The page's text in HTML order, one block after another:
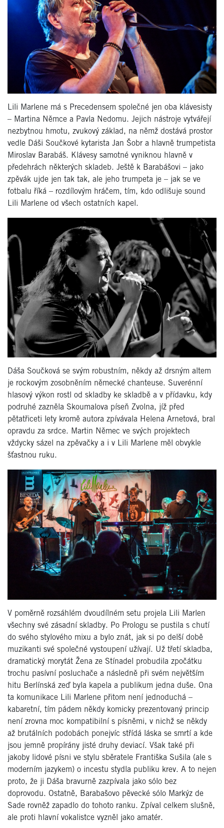
Lili Marlene má s Precedensem společné jen oba klávesisty
– Martina Němce a Pavla Nedomu. Jejich nástroje vytvářejí
nezbytnou hmotu, zvukový základ, na němž dostává prostor
vedle Dáši Součkové kytarista Jan Šobr a hlavně trumpetista
Miroslav Barabáš. Klávesy samotné vyniknou hlavně v
předehrách některých skladeb. Ještě k Barabášovi – jako
zpěvák ujde jen tak tak, ale jeho trumpeta je – jak se ve
fotbalu říká – rozdílovým hráčem, tím, kdo odlišuje sound
Lili Marlene od všech ostatních kapel.
Dáša Součková se svým robustním, někdy až drsným altem
je rockovým zosobněním německé chanteuse. Suverénní
hlasový výkon rostl od skladby ke skladbě a v přídavku, kdy
podruhé zazněla Skoumalova píseň Zvolna, jíž před
pětatřiceti lety kromě autora zpívávala Helena Arnetová, bral
opravdu za srdce. Martin Němec ve svých projektech
vždycky sázel na zpěvačky a i v Lili Marlene měl obvykle
šťastnou ruku.
V poměrně rozsáhlém dvoudílném setu projela Lili Marlen
všechny své zásadní skladby. Po Prologu se pustila s chutí
do svého stylového mixu a bylo znát, jak si po delší době
muzikanti své společné vystoupení užívají. Už třetí skladba,
dramatický morytát Žena ze Stínadel probudila zpočátku
trochu pasívní posluchače a následně při svém největším
hitu Berlínská zeď byla kapela a publikum jedna duše. Ona
ta komunikace Lili Marlene přitom není jednoduchá –
kabaretní, tím pádem někdy komicky prezentovaný princip
není zrovna moc kompatibilní s písněmi, v nichž se někdy
až brutálních podobách ponejvíc střídá láska se smrtí a kde
jsou jemně propírány jisté druhy deviací. Však také při
jakoby lidové písni ve stylu sběratele Františka Sušila (ale s
moderním jazykem) o incestu stydla publiku krev. A to nejen
proto, že ji Dáša bravurně zazpívala jako sólo bez
doprovodu. Ostatně, Barabašovo pěvecké sólo Markýz de
Sade rovněž zapadlo do tohoto ranku. Zpíval celkem slušně,
ale proti hlavní vokalistce vyzněl jako amatér.